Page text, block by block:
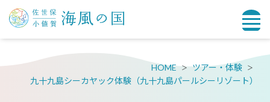
HOME
ツアー・体験
九十九島シーカヤック体験（九十九島パールシーリゾート）